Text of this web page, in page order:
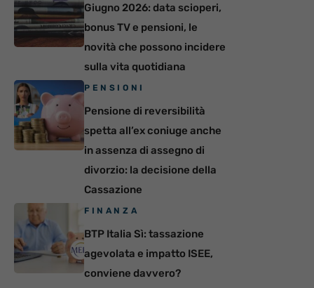
Giugno 2026: data scioperi,
bonus TV e pensioni, le
novità che possono incidere
sulla vita quotidiana
PENSIONI
Pensione di reversibilità
spetta all’ex coniuge anche
in assenza di assegno di
divorzio: la decisione della
Cassazione
FINANZA
BTP Italia Sì: tassazione
agevolata e impatto ISEE,
conviene davvero?